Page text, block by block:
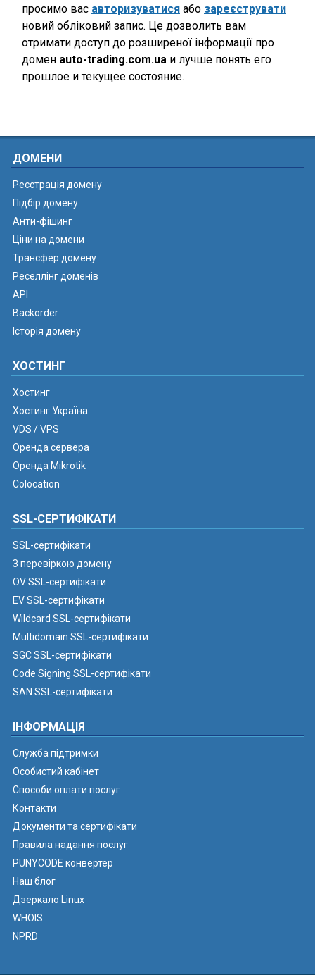
просимо вас авторизуватися або зареєструвати
новий обліковий запис. Це дозволить вам
отримати доступ до розширеної інформації про
домен auto-trading.com.ua и лучше понять его
прошлое и текущее состояние.
ДОМЕНИ
Реєстрація домену
Підбір домену
Анти-фішинг
Ціни на домени
Трансфер домену
Реселлінг доменів
API
Backorder
Історія домену
ХОСТИНГ
Хостинг
Хостинг Україна
VDS / VPS
Оренда сервера
Оренда Mikrotik
Colocation
SSL-СЕРТИФІКАТИ
SSL-сертифікати
З перевіркою домену
OV SSL-сертифікати
EV SSL-сертифікати
Wildcard SSL-сертифікати
Multidomain SSL-сертифікати
SGC SSL-сертифікати
Code Signing SSL-сертифікати
SAN SSL-сертифікати
ІНФОРМАЦІЯ
Служба підтримки
Особистий кабінет
Способи оплати послуг
Контакти
Документи та сертифікати
Правила надання послуг
PUNYCODE конвертер
Наш блог
Дзеркало Linux
WHOIS
NPRD